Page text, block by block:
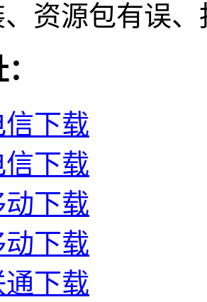
、资源包有误
下载
信下载
下载
下载
下载